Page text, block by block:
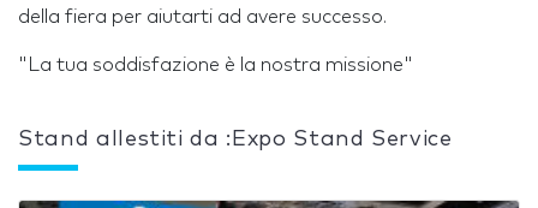
della fiera per aiutarti ad avere successo.
"La tua soddisfazione è la nostra missione"
Stand allestiti da :Expo Stand Service